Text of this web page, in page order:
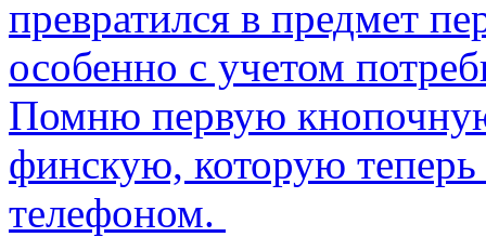
превратился в предмет
особенно с учетом
Помню первую
финскую, которую
телефоном.